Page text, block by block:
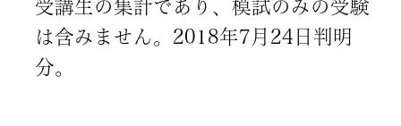
受講生の集計であり、模試のみの受験
は含みません。2018年7月24日判明
分。